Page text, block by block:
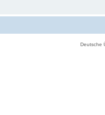
Deutsche